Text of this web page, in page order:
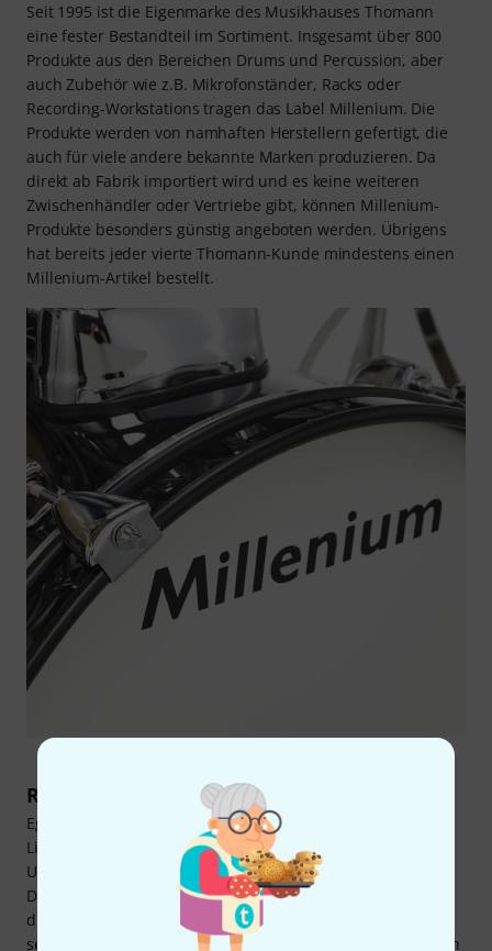
Seit 1995 ist die Eigenmarke des Musikhauses Thomann
eine fester Bestandteil im Sortiment. Insgesamt über 800
Produkte aus den Bereichen Drums und Percussion, aber
auch Zubehör wie z.B. Mikrofonständer, Racks oder
Recording-Workstations tragen das Label Millenium. Die
Produkte werden von namhaften Herstellern gefertigt, die
auch für viele andere bekannte Marken produzieren. Da
direkt ab Fabrik importiert wird und es keine weiteren
Zwischenhändler oder Vertriebe gibt, können Millenium-
Produkte besonders günstig angeboten werden. Übrigens
hat bereits jeder vierte Thomann-Kunde mindestens einen
Millenium-Artikel bestellt.
Ready to rock!
Egal ob der Nachwuchs nur ungezügelt zu den eigenen
Lieblingssongs jammen möchte oder bereits die ersten
Unterrichtsstunden anstehen – das Millenium Focus Junior
Drum Set Black macht alles locker mit. Dabei braucht sich
dieses Set keinesfalls im Kinderzimmer zu verstecken. Mit
seinen zeitlosen, schwarzen Kesseln, den dezent-stylischen